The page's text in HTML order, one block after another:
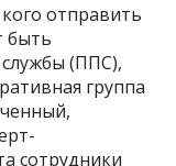
отправить
быть
(ППС),
группа
сотрудники